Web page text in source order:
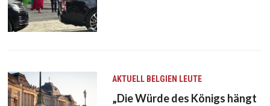
AKTUELL BELGIEN LEUTE
„Die Würde des Königs hängt